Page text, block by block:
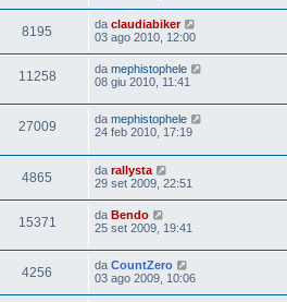
8195 da claudiabiker
03 ago 2010, 12:00
11258 da mephistophele
08 giu 2010, 11:41
27009 da mephistophele
24 feb 2010, 17:19
4865 da rallysta
29 set 2009, 22:51
15371 da Bendo
25 set 2009, 19:41
4256 da CountZero
03 ago 2009, 10:06